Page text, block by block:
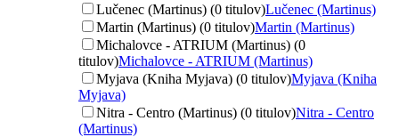
Lučenec (Martinus) (0 titulov)Lučenec (Martinus)
Martin (Martinus) (0 titulov)Martin (Martinus)
Michalovce - ATRIUM (Martinus) (0
titulov)Michalovce - ATRIUM (Martinus)
Myjava (Kniha Myjava) (0 titulov)Myjava (Kniha
Myjava)
Nitra - Centro (Martinus) (0 titulov)Nitra - Centro
(Martinus)